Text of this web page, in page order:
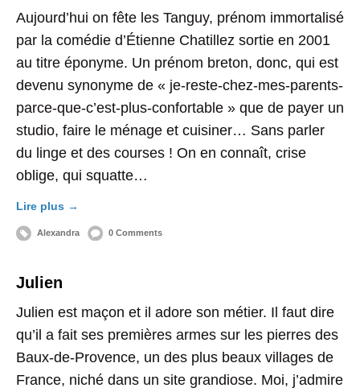
Aujourd’hui on fête les Tanguy, prénom immortalisé
par la comédie d’Étienne Chatillez sortie en 2001
au titre éponyme. Un prénom breton, donc, qui est
devenu synonyme de « je-reste-chez-mes-parents-
parce-que-c’est-plus-confortable » que de payer un
studio, faire le ménage et cuisiner… Sans parler
du linge et des courses ! On en connaît, crise
oblige, qui squatte…
Lire plus →
Alexandra 0 Comments
Julien
Julien est maçon et il adore son métier. Il faut dire
qu’il a fait ses premières armes sur les pierres des
Baux-de-Provence, un des plus beaux villages de
France, niché dans un site grandiose. Moi, j’admire